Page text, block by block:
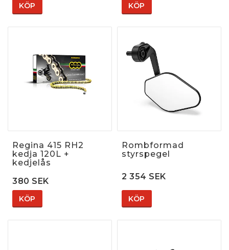
KÖP KÖP
Regina 415 RH2
kedja 120L +
kedjelås
380 SEK
KÖP
Rombformad
styrspegel
2 354 SEK
KÖP